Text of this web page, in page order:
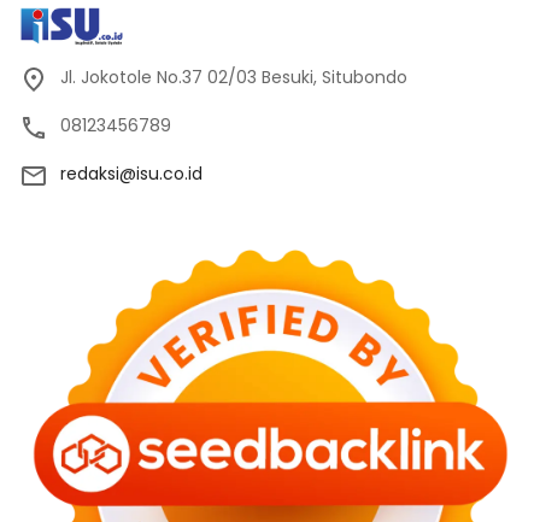
Jl. Jokotole No.37 02/03 Besuki, Situbondo
08123456789
redaksi@isu.co.id